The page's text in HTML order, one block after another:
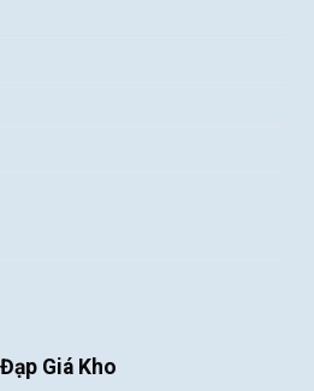
Giá Kho